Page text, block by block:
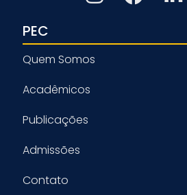
PEC
Quem Somos
Acadêmicos
Publicações
Admissões
Contato